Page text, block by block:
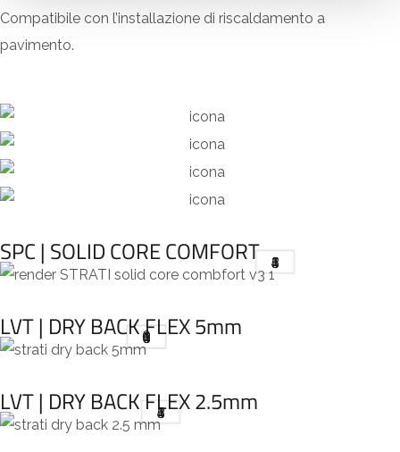
Compatibile con l’installazione di riscaldamento a
pavimento.
SPC | SOLID CORE COMFORT 1
2
3
4
5
LVT | DRY BACK FLEX 5mm
1
2
3
4
5
6
LVT | DRY BACK FLEX 2.5mm
1
2
3
4
5